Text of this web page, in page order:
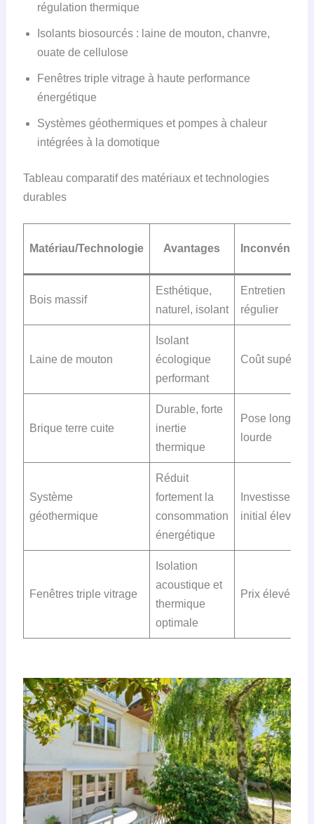
régulation thermique
Isolants biosourcés : laine de mouton, chanvre,
ouate de cellulose
Fenêtres triple vitrage à haute performance
énergétique
Systèmes géothermiques et pompes à chaleur
intégrées à la domotique
Tableau comparatif des matériaux et technologies
durables
Matériau/Technologie Avantages
Bois massif
Esthétique,
naturel, isolant
Entretien
régulier
Laine de mouton
Isolant
écologique
performant
Coût supérieur
Brique terre cuite
Durable, forte
inertie
thermique
Pose longue
lourde
Système
géothermique
Réduit
fortement la
consommation
énergétique
Investissement
initial élevé
Fenêtres triple vitrage
Isolation
acoustique et
thermique
optimale
Prix élevé